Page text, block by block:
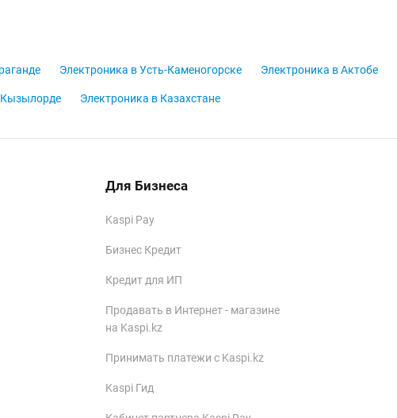
Электроника в Усть-Каменогорске Электроника в Актобе
Кызылорде Электроника в Казахстане
Для Бизнеса
Kaspi Pay
Бизнес Кредит
Кредит для ИП
Продавать в Интернет - магазине
на Kaspi.kz
Принимать платежи с Kaspi.kz
Kaspi Гид